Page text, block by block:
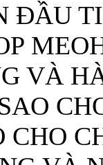
ĐẦU
VÀ
CHO